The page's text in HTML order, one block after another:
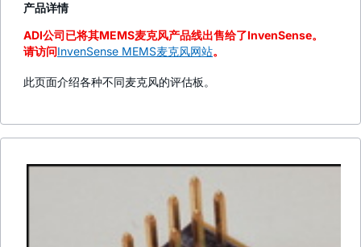
产品详情
ADI公司已将其MEMS麦克风产品线出售给了InvenSense。
请访问InvenSense MEMS麦克风网站。
此页面介绍各种不同麦克风的评估板。